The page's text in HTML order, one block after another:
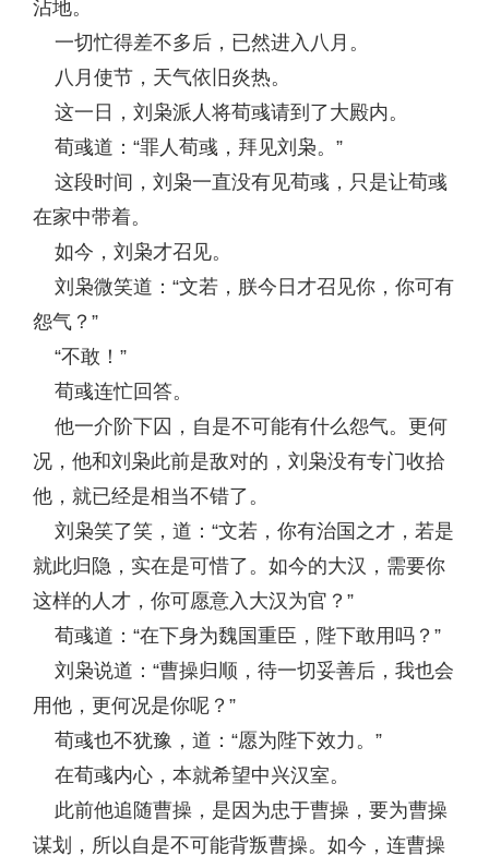
沾地。
一切忙得差不多后，已然进入八月。
八月使节，天气依旧炎热。
这一日，刘枭派人将荀彧请到了大殿内。
荀彧道：“罪人荀彧，拜见刘枭。”
这段时间，刘枭一直没有见荀彧，只是让荀彧
在家中带着。
如今，刘枭才召见。
刘枭微笑道：“文若，朕今日才召见你，你可有
怨气？”
“不敢！”
荀彧连忙回答。
他一介阶下囚，自是不可能有什么怨气。更何
况，他和刘枭此前是敌对的，刘枭没有专门收拾
他，就已经是相当不错了。
刘枭笑了笑，道：“文若，你有治国之才，若是
就此归隐，实在是可惜了。如今的大汉，需要你
这样的人才，你可愿意入大汉为官？”
荀彧道：“在下身为魏国重臣，陛下敢用吗？”
刘枭说道：“曹操归顺，待一切妥善后，我也会
用他，更何况是你呢？”
荀彧也不犹豫，道：“愿为陛下效力。”
在荀彧内心，本就希望中兴汉室。
此前他追随曹操，是因为忠于曹操，要为曹操
谋划，所以自是不可能背叛曹操。如今，连曹操